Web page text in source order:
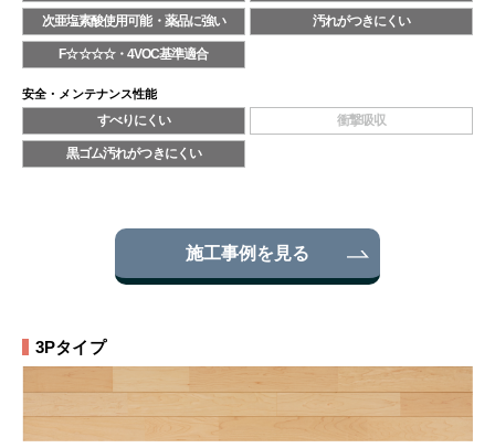
次亜塩素酸使用可能・薬品に強い 汚れがつきにくい
F☆☆☆☆・4VOC基準適合
安全・メンテナンス性能
すべりにくい
衝撃吸収
黒ゴム汚れがつきにくい
施工事例を見る
3Pタイプ